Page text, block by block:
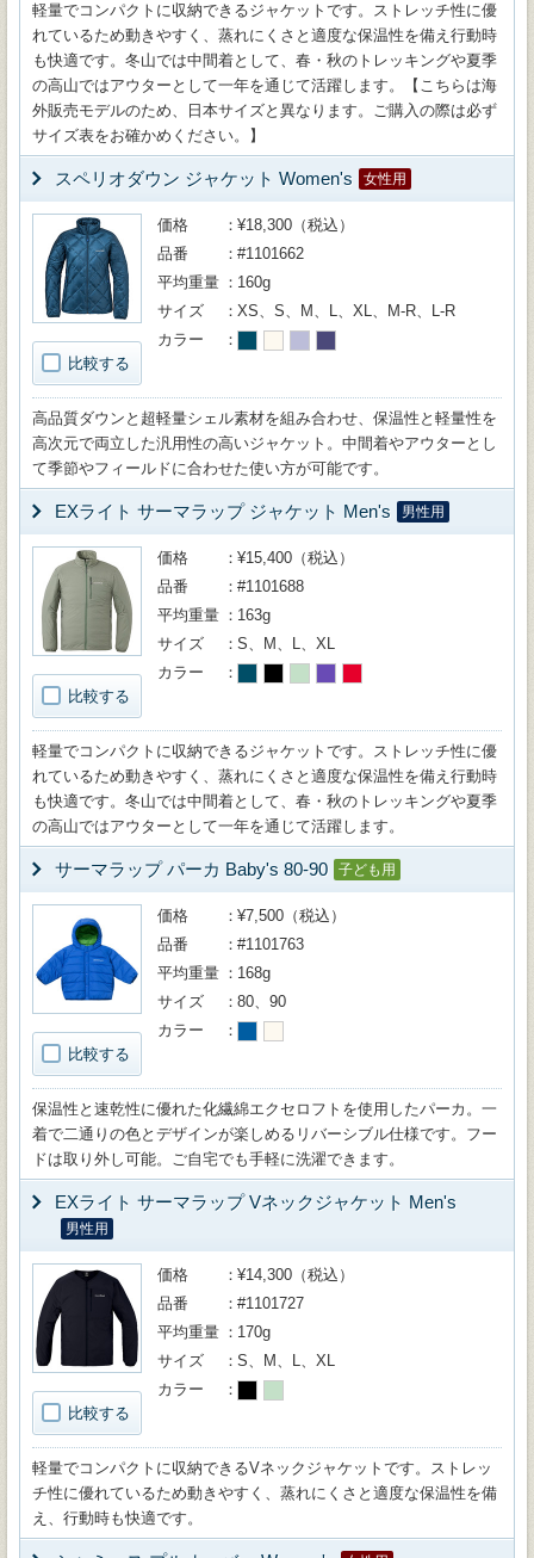
軽量でコンパクトに収納できるジャケットです。ストレッチ性に優
れているため動きやすく、蒸れにくさと適度な保温性を備え行動時
も快適です。冬山では中間着として、春・秋のトレッキングや夏季
の高山ではアウターとして一年を通じて活躍します。【こちらは海
外販売モデルのため、日本サイズと異なります。ご購入の際は必ず
サイズ表をお確かめください。】
スペリオダウン ジャケット Women's 女性用
比較する
価格
¥18,300（税込）
品番
#1101662
平均重量
160g
サイズ
XS、S、M、L、XL、M-R、L-R
カラー
高品質ダウンと超軽量シェル素材を組み合わせ、保温性と軽量性を
高次元で両立した汎用性の高いジャケット。中間着やアウターとし
て季節やフィールドに合わせた使い方が可能です。
EXライト サーマラップ ジャケット Men's 男性用
比較する
価格
¥15,400（税込）
品番
#1101688
平均重量
163g
サイズ
S、M、L、XL
カラー
軽量でコンパクトに収納できるジャケットです。ストレッチ性に優
れているため動きやすく、蒸れにくさと適度な保温性を備え行動時
も快適です。冬山では中間着として、春・秋のトレッキングや夏季
の高山ではアウターとして一年を通じて活躍します。
サーマラップ パーカ Baby's 80-90 子ども用
比較する
価格
¥7,500（税込）
品番
#1101763
平均重量
168g
サイズ
80、90
カラー
保温性と速乾性に優れた化繊綿エクセロフトを使用したパーカ。一
着で二通りの色とデザインが楽しめるリバーシブル仕様です。フー
ドは取り外し可能。ご自宅でも手軽に洗濯できます。
EXライト サーマラップ Vネックジャケット Men's
男性用
比較する
価格
¥14,300（税込）
品番
#1101727
平均重量
170g
サイズ
S、M、L、XL
カラー
軽量でコンパクトに収納できるVネックジャケットです。ストレッ
チ性に優れているため動きやすく、蒸れにくさと適度な保温性を備
え、行動時も快適です。